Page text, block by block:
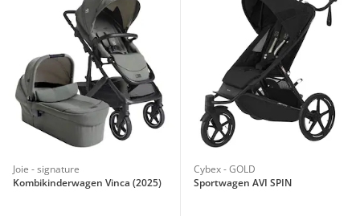
Joie - signature
Kombikinderwagen Vinca (2025)
Cybex - GOLD
Sportwagen AVI SPIN